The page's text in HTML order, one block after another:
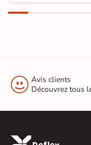
 Avis clients
Découvrez tous